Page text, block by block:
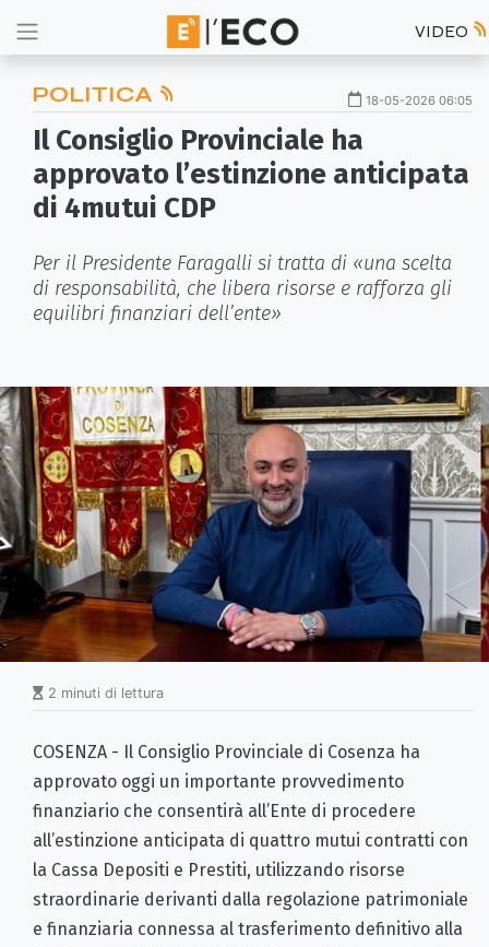
VIDEO
POLITICA 18-05-2026 06:05
Il Consiglio Provinciale ha
approvato l’estinzione anticipata
di 4mutui CDP
Per il Presidente Faragalli si tratta di «una scelta
di responsabilità, che libera risorse e rafforza gli
equilibri finanziari dell’ente»
2 minuti di lettura
COSENZA - Il Consiglio Provinciale di Cosenza ha
approvato oggi un importante provvedimento
finanziario che consentirà all’Ente di procedere
all’estinzione anticipata di quattro mutui contratti con
la Cassa Depositi e Prestiti, utilizzando risorse
straordinarie derivanti dalla regolazione patrimoniale
e finanziaria connessa al trasferimento definitivo alla